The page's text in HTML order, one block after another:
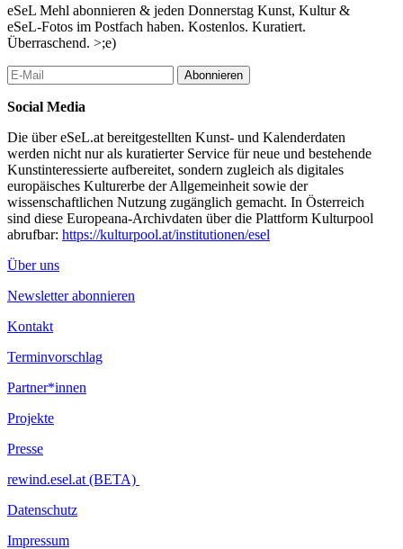
eSeL Mehl abonnieren & jeden Donnerstag Kunst, Kultur &
eSeL-Fotos im Postfach haben. Kostenlos. Kuratiert.
Überraschend. >;e)
Abonnieren
Social Media
Die über eSeL.at bereitgestellten Kunst- und Kalenderdaten
werden nicht nur als kuratierter Service für neue und bestehende
Kunstinteressierte aufbereitet, sondern zugleich als digitales
europäisches Kulturerbe der Allgemeinheit sowie der
wissenschaftlichen Nutzung zugänglich gemacht. In Österreich
sind diese Europeana-Archivdaten über die Plattform Kulturpool
abrufbar: https://kulturpool.at/institutionen/esel
Über uns
Newsletter abonnieren
Kontakt
Terminvorschlag
Partner*innen
Projekte
Presse
rewind.esel.at (BETA)
Datenschutz
Impressum